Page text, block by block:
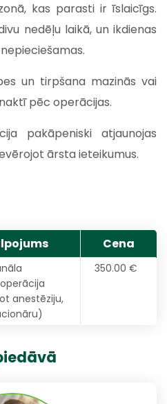
kas parasti ir īslaicīgs.
nedēļu laikā, un ikdienas
un tirpšana mazinās vai
pēc operācijas.
pakāpeniski atjaunojas
ārsta ieteikumus.
Cena
anestēziju,
350.00 €